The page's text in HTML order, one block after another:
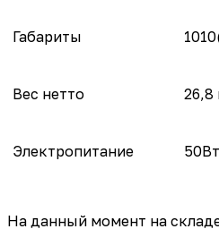
Габариты
Вес нетто 26,8
Электропитание
На данный момент на